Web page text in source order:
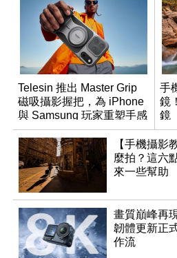
Telesin 推出 Master Grip
磁吸攝影握把，為 iPhone
與 Samsung 玩家重塑手感
手
鏡
鏡
【手機攝影
麼拍？這六
來一些幫助
畫質巔峰再
韌體更新正
作流